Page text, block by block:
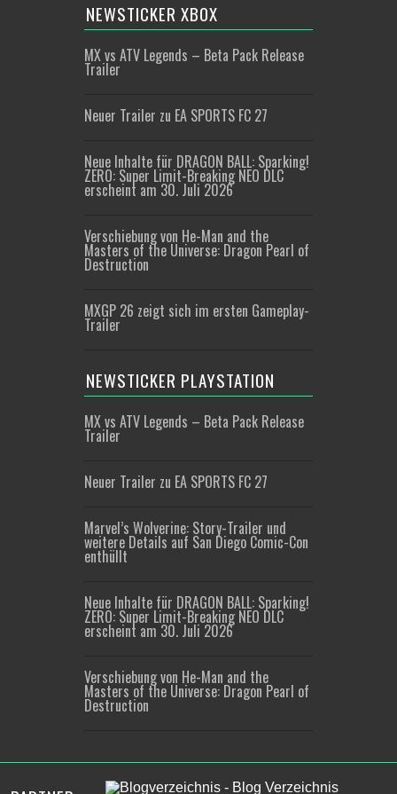
NEWSTICKER XBOX
MX vs ATV Legends – Beta Pack Release
Trailer
Neuer Trailer zu EA SPORTS FC 27
Neue Inhalte für DRAGON BALL: Sparking!
ZERO: Super Limit-Breaking NEO DLC
erscheint am 30. Juli 2026
Verschiebung von He-Man and the
Masters of the Universe: Dragon Pearl of
Destruction
MXGP 26 zeigt sich im ersten Gameplay-
Trailer
NEWSTICKER PLAYSTATION
MX vs ATV Legends – Beta Pack Release
Trailer
Neuer Trailer zu EA SPORTS FC 27
Marvel’s Wolverine: Story-Trailer und
weitere Details auf San Diego Comic-Con
enthüllt
Neue Inhalte für DRAGON BALL: Sparking!
ZERO: Super Limit-Breaking NEO DLC
erscheint am 30. Juli 2026
Verschiebung von He-Man and the
Masters of the Universe: Dragon Pearl of
Destruction